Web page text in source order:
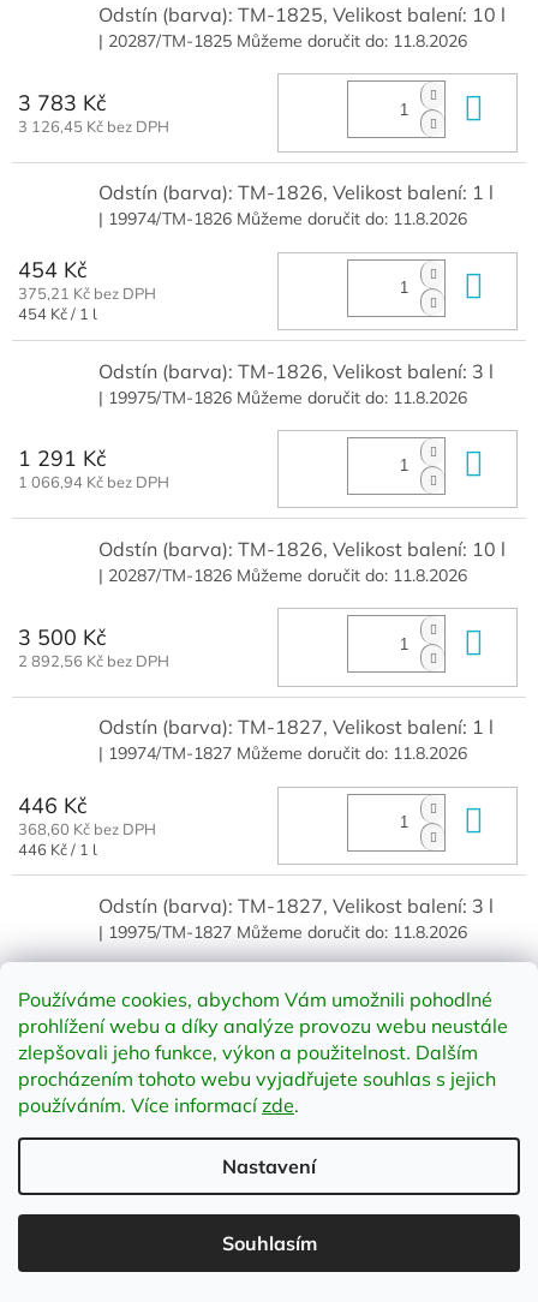
Používáme cookies, abychom Vám umožnili pohodlné
prohlížení webu a díky analýze provozu webu neustále
zlepšovali jeho funkce, výkon a použitelnost. Dalším
procházením tohoto webu vyjadřujete souhlas s jejich
používáním. Více informacízde.
Nastavení
Souhlasím
Odstín (barva): TM-1825, Velikost balení: 10 l
| 20287/TM-1825 Můžeme doručit do: 11.8.2026
3 783 Kč
3 126,45 Kč bez DPH
Odstín (barva): TM-1826, Velikost balení: 1 l
| 19974/TM-1826 Můžeme doručit do: 11.8.2026
454 Kč
375,21 Kč bez DPH
Měrná
454 Kč / 1 l
Odstín (barva): TM-1826, Velikost balení: 3 l
| 19975/TM-1826 Můžeme doručit do: 11.8.2026
1 291 Kč
1 066,94 Kč bez DPH
Odstín (barva): TM-1826, Velikost balení: 10 l
| 20287/TM-1826 Můžeme doručit do: 11.8.2026
3 500 Kč
2 892,56 Kč bez DPH
Odstín (barva): TM-1827, Velikost balení: 1 l
| 19974/TM-1827 Můžeme doručit do: 11.8.2026
446 Kč
368,60 Kč bez DPH
Měrná
446 Kč / 1 l
Odstín (barva): TM-1827, Velikost balení: 3 l
| 19975/TM-1827 Můžeme doručit do: 11.8.2026
1 268 Kč
1 047,93 Kč bez DPH
Odstín (barva): TM-1827, Velikost balení: 10 l
| 20287/TM-1827Můžeme doručit do:
2 836,36 Kč bez DPH